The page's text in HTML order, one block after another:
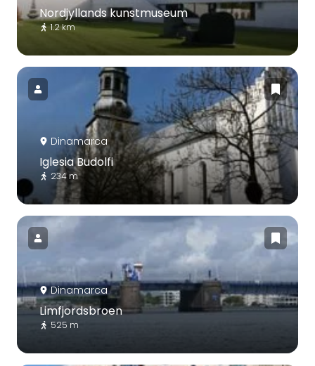
Nordjyllands kunstmuseum
1.2 km
Dinamarca
Iglesia Budolfi
234 m
Dinamarca
Limfjordsbroen
525 m